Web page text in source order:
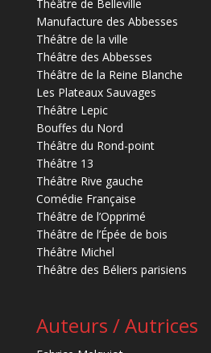
Théâtre de Belleville
Manufacture des Abbesses
Théâtre de la ville
Théâtre des Abbesses
Théâtre de la Reine Blanche
Les Plateaux Sauvages
Théâtre Lepic
Bouffes du Nord
Théâtre du Rond-point
Théâtre 13
Théâtre Rive gauche
Comédie Française
Théâtre de l’Opprimé
Théâtre de l’Épée de bois
Théâtre Michel
Théâtre des Béliers parisiens
Auteurs / Autrices